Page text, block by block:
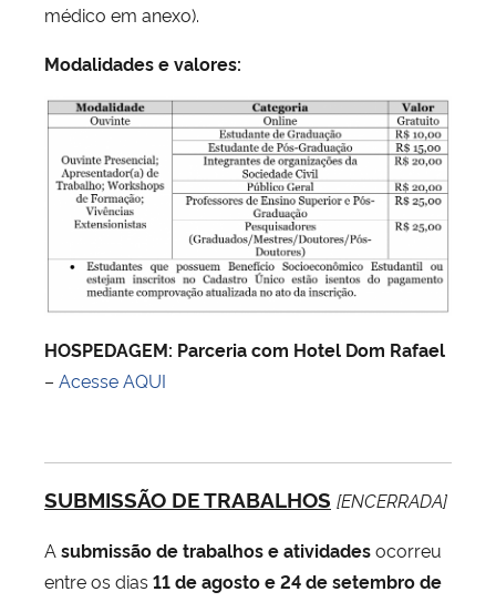
médico em anexo).
Modalidades e valores:
HOSPEDAGEM: Parceria com Hotel Dom Rafael
– Acesse AQUI
SUBMISSÃO DE TRABALHOS [ENCERRADA]
A submissão de trabalhos e atividadesocorreu
entre os dias 11 de agosto e 24 de setembro de